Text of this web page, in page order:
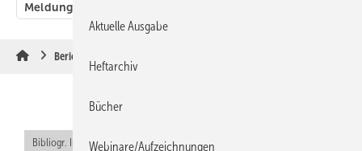
Meldungen
Berichte & Informationen
Bibliogr. Info (RIS)
Aktuelle Ausgabe
Heftarchiv
Bücher
Webinare/Aufzeichnungen